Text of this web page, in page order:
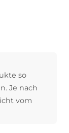
so
Je nach
vom